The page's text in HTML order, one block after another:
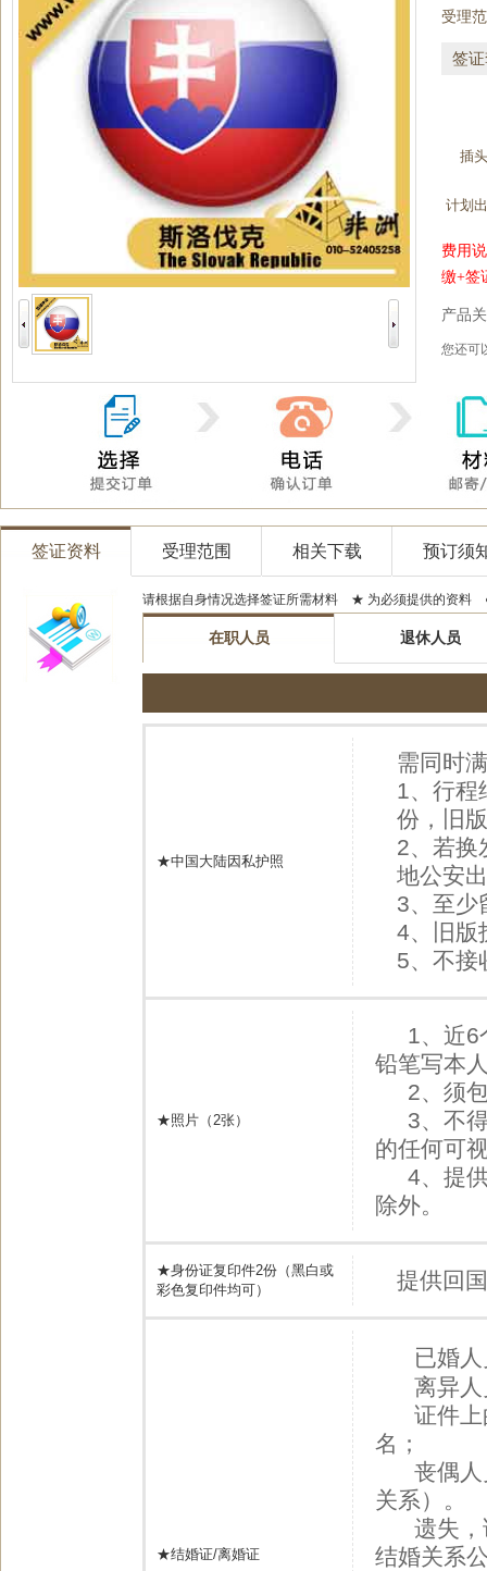
受理
签
插
计划
费用
缴+签
产品
您还
签证资料 受理范围 相关下载 预订须
请根据自身情况选择签证所需材料 ★ 为必须提供的资料
在职人员 退休人员
★中国大陆因私护照
需同时
1、行程
份，旧
2、若换
地公安
3、至少
4、旧版
5、不接
★照片（2张）
1、近6
铅笔写本
2、须包
3、不得
的任何可
4、提供
除外。
★身份证复印件2份（黑白或
彩色复印件均可）
提供回
★结婚证/离婚证
已婚
离异人
证件上
名；
丧偶人
关系）。
遗失，
结婚关系